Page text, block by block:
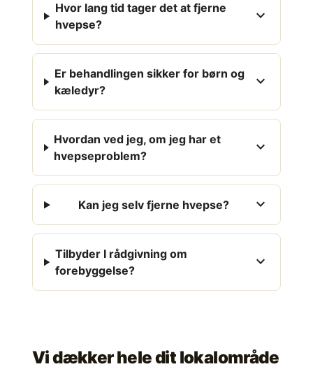
Hvor lang tid tager det at fjerne
hvepse?
expand_more
Er behandlingen sikker for børn og
kæledyr?
expand_more
Hvordan ved jeg, om jeg har et
hvepseproblem?
expand_more
Kan jeg selv fjerne hvepse? expand_more
Tilbyder I rådgivning om
forebyggelse?
expand_more
Vi dækker hele dit lokalområde